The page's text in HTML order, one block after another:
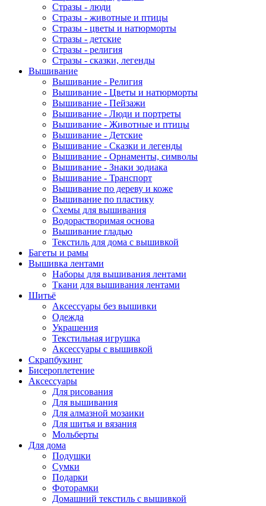
Стразы - люди
Стразы - животные и птицы
Стразы - цветы и натюрморты
Стразы - детские
Стразы - религия
Стразы - сказки, легенды
Вышивание
Вышивание - Религия
Вышивание - Цветы и натюрморты
Вышивание - Пейзажи
Вышивание - Люди и портреты
Вышивание - Животные и птицы
Вышивание - Детские
Вышивание - Сказки и легенды
Вышивание - Орнаменты, символы
Вышивание - Знаки зодиака
Вышивание - Транспорт
Вышивание по дереву и коже
Вышивание по пластику
Схемы для вышивания
Водорастворимая основа
Вышивание гладью
Текстиль для дома с вышивкой
Багеты и рамы
Вышивка лентами
Наборы для вышивания лентами
Ткани для вышивания лентами
Шитьё
Аксессуары без вышивки
Одежда
Украшения
Текстильная игрушка
Аксессуары с вышивкой
Скрапбукинг
Бисероплетение
Аксессуары
Для рисования
Для вышивания
Для алмазной мозаики
Для шитья и вязания
Мольберты
Для дома
Подушки
Сумки
Подарки
Фоторамки
Домашний текстиль с вышивкой